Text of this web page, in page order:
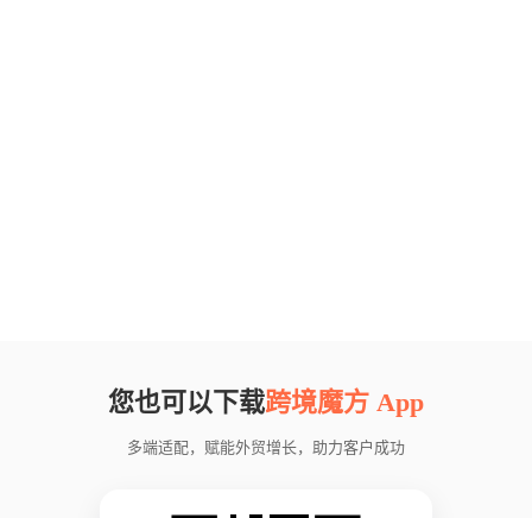
您也可以下载跨境魔方 App
多端适配，赋能外贸增长，助力客户成功